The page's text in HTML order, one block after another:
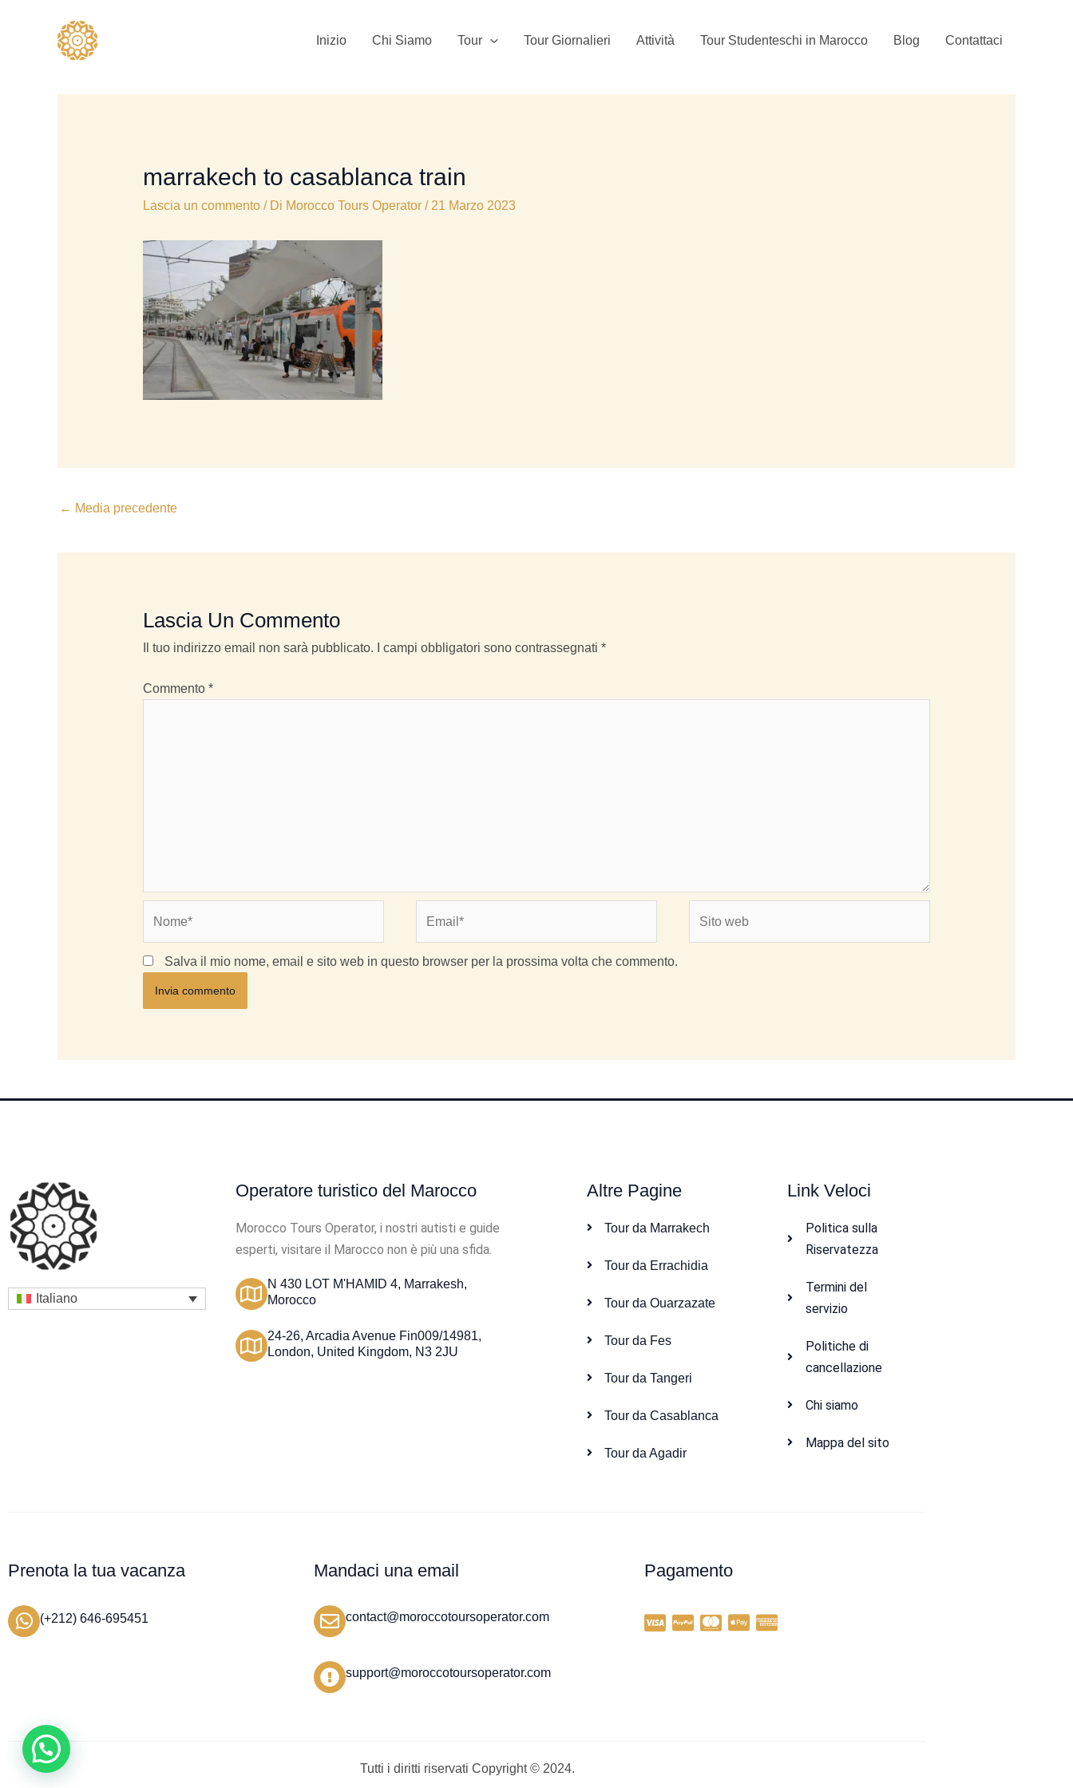
Inizio Chi Siamo Tour Tour Giornalieri Attività Tour Studenteschi in Marocco Blog Contattaci
marrakech to casablanca train
Lascia un commento / Di Morocco Tours Operator / 21 Marzo 2023
← Media precedente
Lascia Un Commento
Il tuo indirizzo email non sarà pubblicato. I campi obbligatori sono contrassegnati *
Commento *
Salva il mio nome, email e sito web in questo browser per la prossima volta che commento.
Italiano
Operatore turistico del Marocco
Morocco Tours Operator, i nostri autisti e guide
esperti, visitare il Marocco non è più una sfida.
N 430 LOT M'HAMID 4, Marrakesh,
Morocco
24-26, Arcadia Avenue Fin009/14981,
London, United Kingdom, N3 2JU
Altre Pagine
Tour da Marrakech
Tour da Errachidia
Tour da Ouarzazate
Tour da Fes
Tour da Tangeri
Tour da Casablanca
Tour da Agadir
Link Veloci
Politica sulla
Riservatezza
Termini del
servizio
Politiche di
cancellazione
Chi siamo
Mappa del sito
Prenota la tua vacanza
(+212) 646-695451
Mandaci una email
contact@moroccotoursoperator.com
support@moroccotoursoperator.com
Pagamento
Tutti i diritti riservati Copyright © 2024.